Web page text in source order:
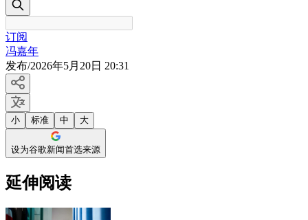
订阅
冯嘉年
发布/2026年5月20日 20:31
小 标准 中 大
设为谷歌新闻首选来源
延伸阅读